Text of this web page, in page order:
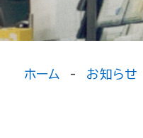
ホーム お知らせ